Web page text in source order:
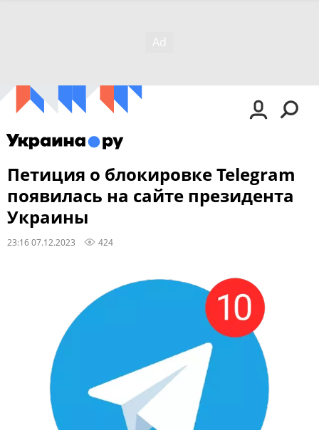
Петиция о блокировке Telegram
появилась на сайте президента
Украины
23:16 07.12.2023 424